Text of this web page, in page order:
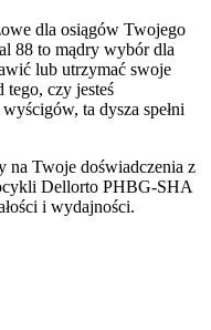
dla osiągów Twojego
88 to mądry wybór dla
lub utrzymać swoje
tego, czy jesteś
ta dysza spełni
na Twoje doświadczenia z
Dellorto PHBG-SHA
i wydajności.